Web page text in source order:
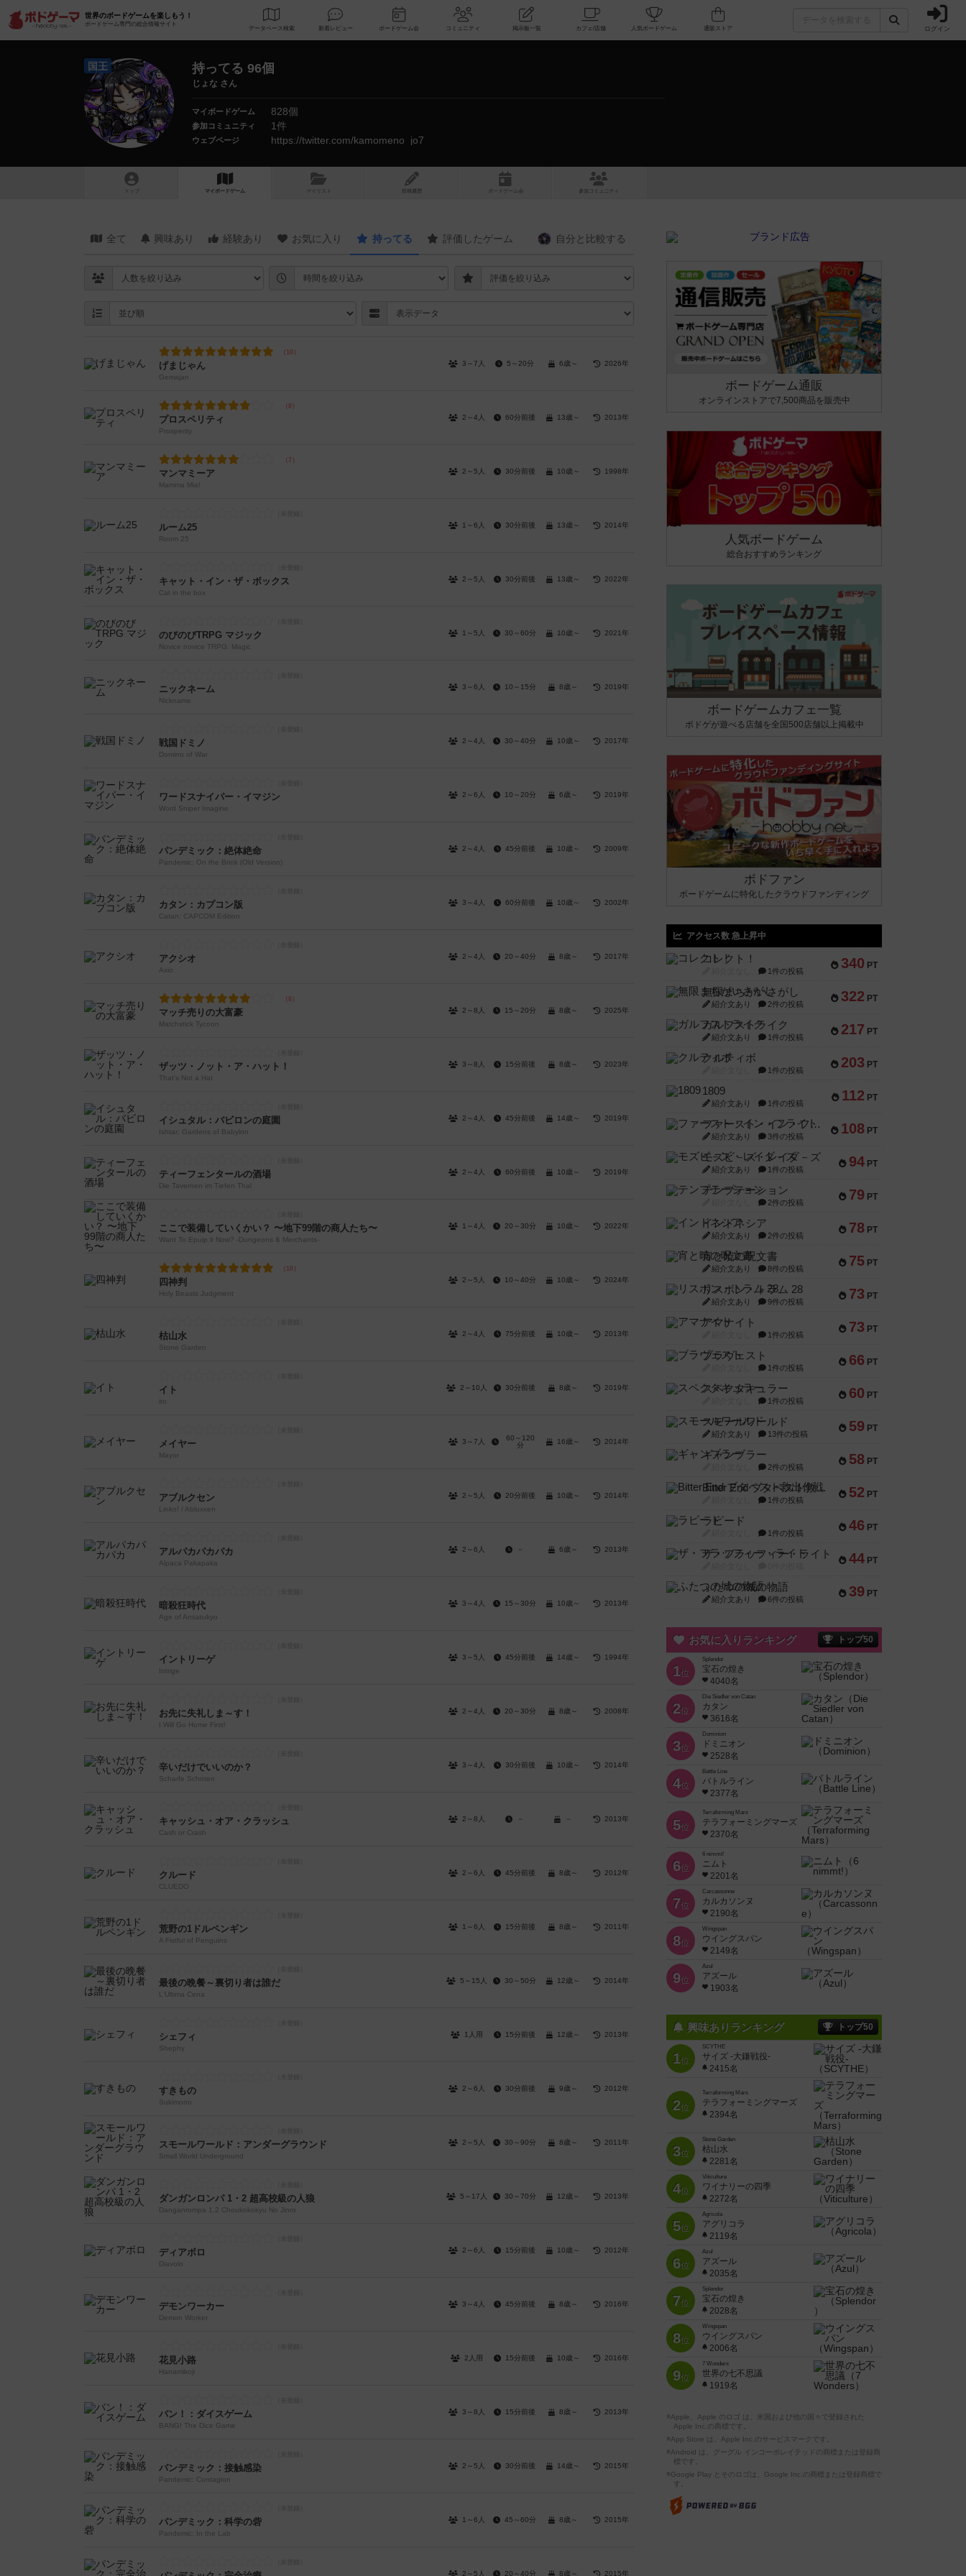
世界のボードゲームを楽しもう！
ボードゲーム専門の総合情報サイト
データベース 検索 新着レビュー ボードゲーム会 コミュニティ 掲示板一覧 カフェ/店舗 人気ボードゲーム ログイン
国王 持ってる 96個
じょな さん
マイボードゲーム 828個
参加コミュニティ 1件
ウェブページ https://twitter.com/kamomeno_jo7
トップ マイボードゲーム マイリスト 投稿履歴 ボ ドゲ ーム コミュニティ
全て 興味あり 経験あり お気に入り 持ってる 評価したゲーム 自分と 比較する
げまじゃん
Gemajan
3～7人 5～20分 6歳～ 2026年
プロスペリティ
Prosperity
2～4人 60分前後 13歳～ 2013年
マンマミーア
Mamma Mia!
2～5人 30分前後 10歳～ 1998年
ルーム25
Room 25
1～6人 30分前後 13歳～ 2014年
キャット・イン・ザ・ボックス
Cat in the box
2～5人 30分前後 13歳～ 2022年
のびのびTRPG マジック
Novice novice TRPG: Magic
1～5人 30～60分 10歳～ 2021年
ニックネーム
Nickname
3～6人 10～15分 8歳～ 2019年
戦国ドミノ
Domino of War
2～4人 30～40分 10歳～ 2017年
ワードスナイパー・イマジン
Word Sniper Imagine
2～6人 10～20分 6歳～ 2019年
パンデミック：絶体絶命
Pandemic: On the Brink (Old Version)
2～4人 45分前後 10歳～ 2009年
カタン：カプコン版
Catan: CAPCOM Edition
3～4人 60分前後 10歳～ 2002年
アクシオ
Axio
2～4人 20～40分 8歳～ 2017年
マッチ売りの大富豪
Matchstick Tycoon
2～8人 15～20分 8歳～ 2025年
ザッツ・ノット・ア・ハット！
That's Not a Hat
3～8人 15分前後 8歳～ 2023年
イシュタル：バビロンの庭園
Ishtar: Gardens of Babylon
2～4人 45分前後 14歳～ 2019年
ティーフェンタールの酒場
Die Tavernen im Tiefen Thal
2～4人 60分前後 10歳～ 2019年
ここで装備していくかい？ 〜地下99階の商人たち〜
Want To Epuip it Now? -Dungeons & Merchants-
1～4人 20～30分 10歳～ 2022年
四神判
Holy Beasts Judgment
2～5人 10～40分 10歳～ 2024年
枯山水
Stone Garden
2～4人 75分前後 10歳～ 2013年
イト
ito
2～10人 30分前後 8歳～ 2019年
メイヤー
Mayor
3～7人
60～120
分
16歳～ 2014年
アブルクセン
Linko! / Abluxxen
2～5人 20分前後 10歳～ 2014年
アルパカパカパカ
Alpaca Pakapaka
2～6人 － 6歳～ 2013年
暗殺狂時代
Age of Ansatukyo
3～4人 15～30分 10歳～ 2013年
イントリーゲ
Intrige
3～5人 45分前後 14歳～ 1994年
お先に失礼しま～す！
I Will Go Home First!
2～4人 20～30分 8歳～ 2008年
辛いだけでいいのか？
Scharfe Schoten
3～4人 30分前後 10歳～ 2014年
キャッシュ・オア・クラッシュ
Cash or Crash
2～8人 － － 2013年
クルード
CLUEDO
2～6人 45分前後 8歳～ 2012年
荒野の1ドルペンギン
A Fistful of Penguins
1～6人 15分前後 8歳～ 2011年
最後の晩餐～裏切り者は誰だ
L'Ultima Cena
5～15人 30～50分 12歳～ 2014年
シェフィ
Shephy
1人用 15分前後 12歳～ 2013年
すきもの
Sukimono
2～6人 30分前後 9歳～ 2012年
スモールワールド：アンダーグラウンド
Small World Underground
2～5人 30～90分 8歳～ 2011年
ダンガンロンパ 1・2 超高校級の人狼
Danganrompa 1,2 Choukokokyu No Jinro
5～17人 30～70分 12歳～ 2013年
ディアボロ
Diavolo
2～6人 15分前後 10歳～ 2012年
デモンワーカー
Demon Worker
3～4人 45分前後 8歳～ 2016年
花見小路
Hanamikoji
2人用 15分前後 10歳～ 2016年
バン！：ダイスゲーム
BANG! The Dice Game
3～8人 15分前後 8歳～ 2013年
パンデミック：接触感染
Pandemic: Contagion
2～5人 30分前後 14歳～ 2015年
パンデミック：科学の砦
Pandemic: In the Lab
1～6人 45～60分 8歳～ 2015年
2～5人 20～40分 8歳～ 2015年
ボードゲーム通販
オンラインストアで7,500商品を販売中
人気ボードゲーム
総合おすすめランキング
ボードゲームカフェ一覧
ボドゲが遊べる店舗を全国500店舗以上掲載中
ボドファン
ボードゲームに特化したクラウドファンディング
アクセス数 急上昇中
340 PT
コレクト！
1件の投稿
322 PT
無限まちがいさがし
紹介文あり 2件の投稿
217 PT
ガルフストライク
紹介文あり 1件の投稿
203 PT
クルティボ
1件の投稿
112 PT
1809
紹介文あり 1件の投稿
108 PT
ファースト・イン・フライト
紹介文あり 3件の投稿
94 PT
モズビ－ズ・レイダ－ズ
紹介文あり 1件の投稿
79 PT
テンプテーション
2件の投稿
78 PT
インドネシア
紹介文あり 2件の投稿
75 PT
宵と暁の呪文書
紹介文あり 8件の投稿
73 PT
リスボン・トラム 28
紹介文あり 9件の投稿
73 PT
アマナイト
1件の投稿
66 PT
ブラヴェスト
1件の投稿
60 PT
スペクタキュラー
1件の投稿
59 PT
スモールワールド
紹介文あり 13件の投稿
58 PT
ギャンブラー
2件の投稿
52 PT
Bitter End ブタペスト救出作戦
1件の投稿
46 PT
ラピード
1件の投稿
44 PT
ザ・フラッフィー・ライト
39 PT
ふたつの城の物語
紹介文あり 6件の投稿
お気に入りランキング トップ50
1位
Splendor
宝石の煌き
4040名
2位
Die Siedler von Catan
カタン
3616名
3位
Dominion
ドミニオン
2528名
4位
Battle Line
バトルライン
2377名
5位
Terraforming Mars
テラフォーミングマーズ
2370名
6位
6 nimmt!
ニムト
2201名
7位
Carcassonne
カルカソンヌ
2190名
8位
Wingspan
ウイングスパン
2149名
9位
Azul
アズール
1903名
興味ありランキング トップ50
1位
SCYTHE
サイズ -大鎌戦役-
2415名
2位
Terraforming Mars
テラフォーミングマーズ
2394名
3位
Stone Garden
枯山水
2281名
4位
Viticulture
ワイナリーの四季
2272名
5位
Agricola
アグリコラ
2119名
6位
Azul
アズール
2035名
7位
Splendor
宝石の煌き
2028名
8位
Wingspan
ウイングスパン
2006名
9位
7 Wonders
世界の七不思議
1919名
※Apple、Apple のロゴ は、米国および他の国々で登録された
Apple Inc.の商標です。
※App Store は、Apple Inc.のサービスマークです。
※Android は、グーグル インコーポレイテッドの商標または登録商
標です。
※Google Play とそのロゴは、Google Inc.の商標または登録商標で
す。